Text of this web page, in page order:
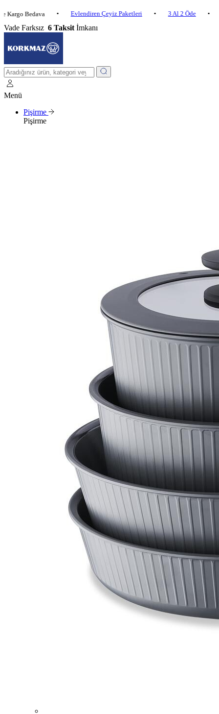
Bedava • Evlendiren Çeyiz Paketleri • 3 Al 2 Öde • 2.500
Vade Farksız 6 Taksit İmkanı
Menü
Pişirme
Pişirme